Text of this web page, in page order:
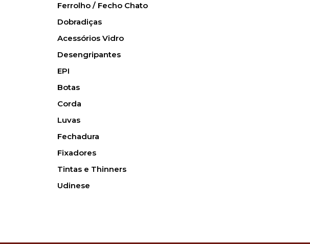
Ferrolho / Fecho Chato
Dobradiças
Acessórios Vidro
Desengripantes
EPI
Botas
Corda
Luvas
Fechadura
Fixadores
Tintas e Thinners
Udinese